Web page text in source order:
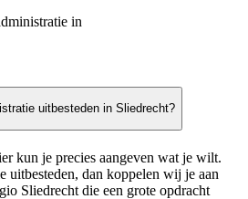
in
uitbesteden in Sliedrecht?
kun je precies aangeven wat je wilt.
uitbesteden, dan koppelen wij je aan
Sliedrecht die een grote opdracht